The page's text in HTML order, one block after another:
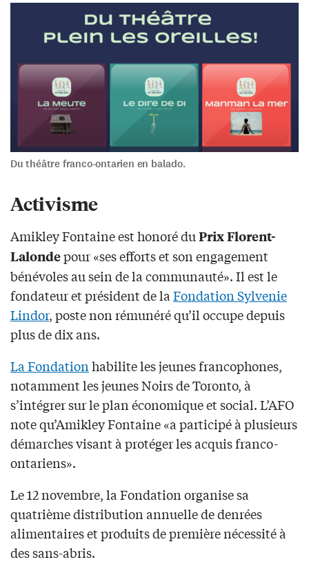
Du théâtre franco-ontarien en balado.
Activisme
Amikley Fontaine est honoré du Prix Florent-
Lalondepour «ses efforts et son engagement
bénévoles au sein de la communauté». Il est le
fondateur et président de la Fondation Sylvenie
Lindor, poste non rémunéré qu’il occupe depuis
plus de dix ans.
La Fondationhabilite les jeunes francophones,
notamment les jeunes Noirs de Toronto, à
s’intégrer sur le plan économique et social. L’AFO
note qu’Amikley Fontaine «a participé à plusieurs
démarches visant à protéger les acquis franco-
ontariens».
Le 12 novembre, la Fondation organise sa
quatrième distribution annuelle de denrées
alimentaires et produits de première nécessité à
des sans-abris.